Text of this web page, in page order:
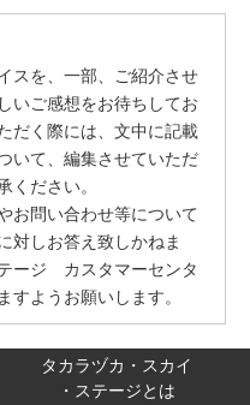
スを、一部、ご紹介させ
いご感想をお待ちしてお
だく際には、文中に記載
いて、編集させていただ
ください。
お問い合わせ等について
対しお答え致しかねま
ージ カスタマーセンタ
すようお願いします。
タカラヅカ・スカイ
・ステージとは